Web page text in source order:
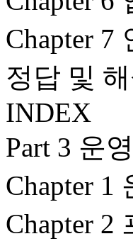
Chapter 7
정답 및
INDEX
Part 3 운
Chapter 1
Chapter 2